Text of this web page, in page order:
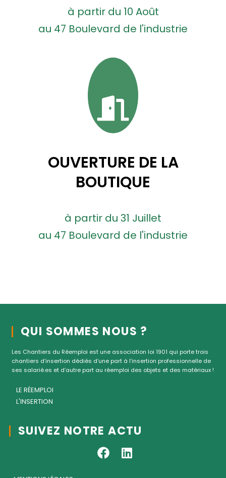
à partir du 10 Août
au 47 Boulevard de l'industrie
OUVERTURE DE LA
BOUTIQUE
à partir du 31 Juillet
au 47 Boulevard de l'industrie
QUI SOMMES NOUS ?
Les Chantiers du Réemploi est une association loi 1901 qui porte trois
chantiers d’insertion dédiés d’une part à l’insertion professionnelle de
ses salarié.es et d’autre part au réemploi des objets et des matériaux !
LE RÉEMPLOI
L'INSERTION
SUIVEZ NOTRE ACTU